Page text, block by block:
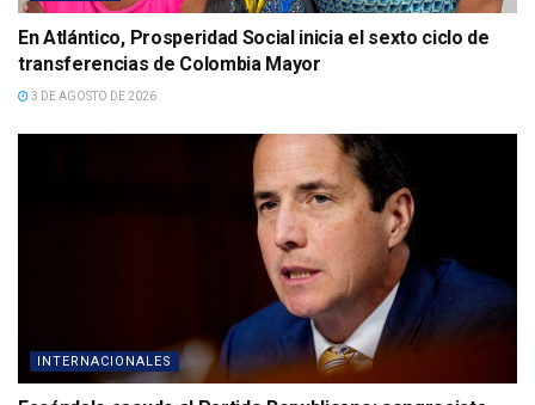
En Atlántico, Prosperidad Social inicia el sexto ciclo de
transferencias de Colombia Mayor
3 DE AGOSTO DE 2026
INTERNACIONALES